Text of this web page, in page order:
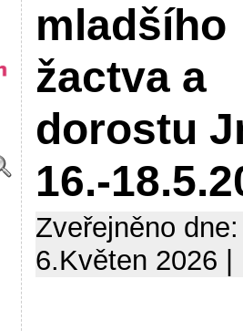
mladšího
žactva a
dorostu
16.-
Zveřejněno dne:
6.Květen 2026 |